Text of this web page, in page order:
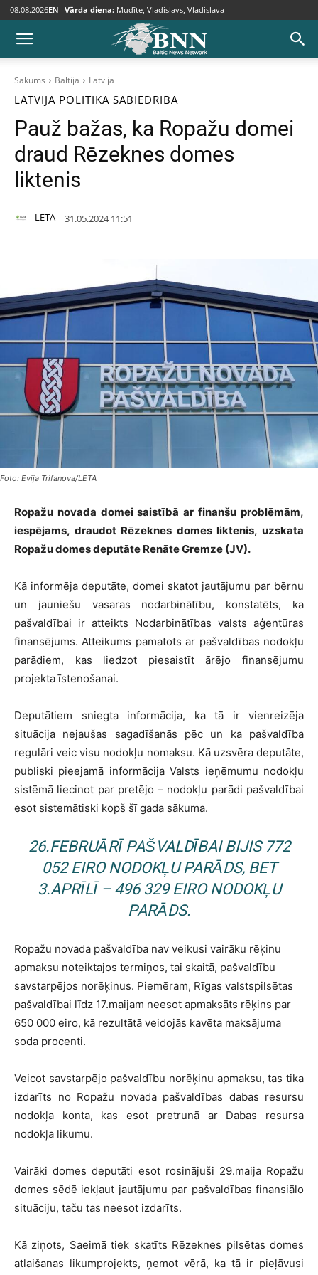
08.08.2026EN Vārda diena: Mudīte, Vladislavs, Vladislava
Sākums Baltija Latvija
LATVIJA POLITIKA SABIEDRĪBA
Pauž bažas, ka Ropažu domei
draud Rēzeknes domes
liktenis
LETA 31.05.2024 11:51
Foto: Evija Trifanova/LETA
Ropažu novada domei saistībā ar finanšu problēmām,
iespējams, draudot Rēzeknes domes liktenis, uzskata
Ropažu domes deputāte Renāte Gremze (JV).
Kā informēja deputāte, domei skatot jautājumu par bērnu
un jauniešu vasaras nodarbinātību, konstatēts, ka
pašvaldībai ir atteikts Nodarbinātības valsts aģentūras
finansējums. Atteikums pamatots ar pašvaldības nodokļu
parādiem, kas liedzot piesaistīt ārējo finansējumu
projekta īstenošanai.
Deputātiem sniegta informācija, ka tā ir vienreizēja
situācija nejaušas sagadīšanās pēc un ka pašvaldība
regulāri veic visu nodokļu nomaksu. Kā uzsvēra deputāte,
publiski pieejamā informācija Valsts ieņēmumu nodokļu
sistēmā liecinot par pretējo – nodokļu parādi pašvaldībai
esot sistemātiski kopš šī gada sākuma.
26.FEBRUĀRĪ PAŠVALDĪBAI BIJIS 772
052 EIRO NODOKĻU PARĀDS, BET
3.APRĪLĪ – 496 329 EIRO NODOKĻU
PARĀDS.
Ropažu novada pašvaldība nav veikusi vairāku rēķinu
apmaksu noteiktajos termiņos, tai skaitā, pašvaldību
savstarpējos norēķinus. Piemēram, Rīgas valstspilsētas
pašvaldībai līdz 17.maijam neesot apmaksāts rēķins par
650 000 eiro, kā rezultātā veidojās kavēta maksājuma
soda procenti.
Veicot savstarpējo pašvaldību norēķinu apmaksu, tas tika
izdarīts no Ropažu novada pašvaldības dabas resursu
nodokļa konta, kas esot pretrunā ar Dabas resursa
nodokļa likumu.
Vairāki domes deputāti esot rosinājuši 29.maija Ropažu
domes sēdē iekļaut jautājumu par pašvaldības finansiālo
situāciju, taču tas neesot izdarīts.
Kā ziņots, Saeimā tiek skatīts Rēzeknes pilsētas domes
atlaišanas likumprojekts, ņemot vērā, ka tā ir pieļāvusi